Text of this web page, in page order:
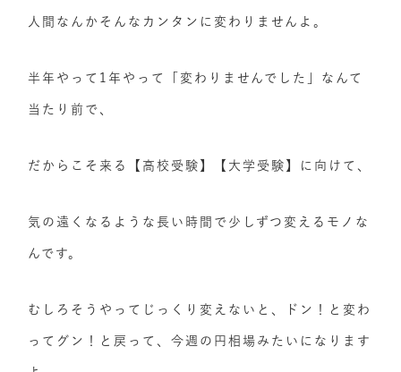
人間なんかそんなカンタンに変わりませんよ。
半年やって1年やって「変わりませんでした」なんて
当たり前で、
だからこそ来る【高校受験】【大学受験】に向けて、
気の遠くなるような長い時間で少しずつ変えるモノな
んです。
むしろそうやってじっくり変えないと、ドン！と変わ
ってグン！と戻って、今週の円相場みたいになります